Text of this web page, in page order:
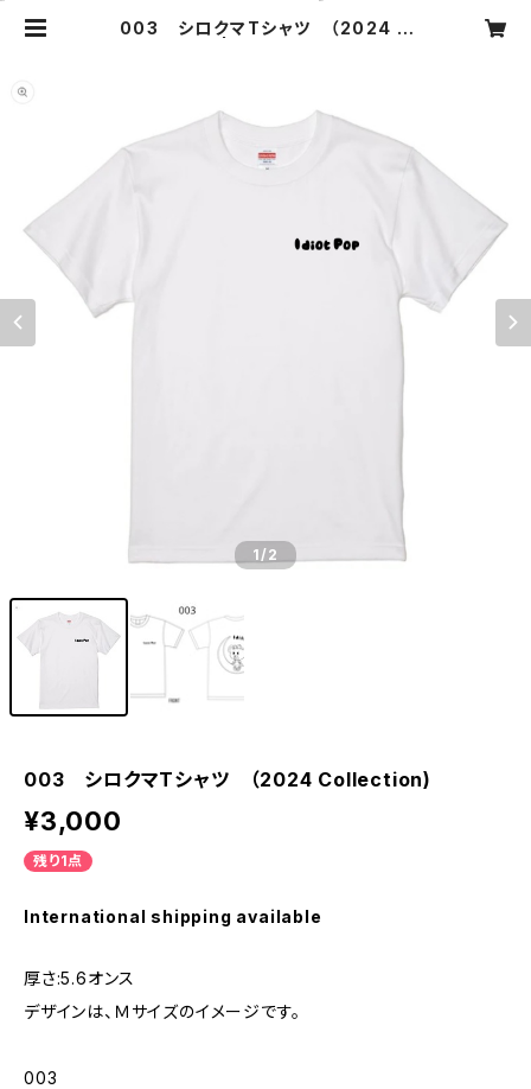
003 シロクマTシャツ （2024 C
1/2
003 シロクマTシャツ （2024 Collection)
¥3,000
残り1点
International shipping available
厚さ:5.6オンス
デザインは、Ｍサイズのイメージです。
003